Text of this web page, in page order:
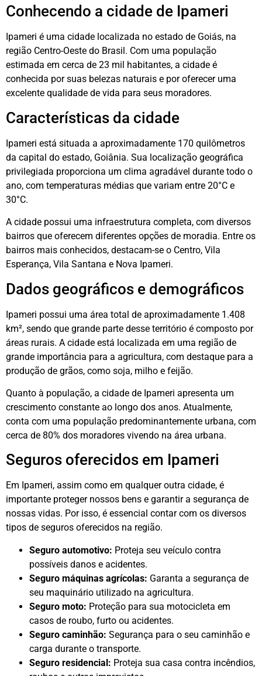
Conhecendo a cidade de Ipameri
Ipameri é uma cidade localizada no estado de Goiás, na
região Centro-Oeste do Brasil. Com uma população
estimada em cerca de 23 mil habitantes, a cidade é
conhecida por suas belezas naturais e por oferecer uma
excelente qualidade de vida para seus moradores.
Características da cidade
Ipameri está situada a aproximadamente 170 quilômetros
da capital do estado, Goiânia. Sua localização geográfica
privilegiada proporciona um clima agradável durante todo o
ano, com temperaturas médias que variam entre 20°C e
30°C.
A cidade possui uma infraestrutura completa, com diversos
bairros que oferecem diferentes opções de moradia. Entre os
bairros mais conhecidos, destacam-se o Centro, Vila
Esperança, Vila Santana e Nova Ipameri.
Dados geográficos e demográficos
Ipameri possui uma área total de aproximadamente 1.408
km², sendo que grande parte desse território é composto por
áreas rurais. A cidade está localizada em uma região de
grande importância para a agricultura, com destaque para a
produção de grãos, como soja, milho e feijão.
Quanto à população, a cidade de Ipameri apresenta um
crescimento constante ao longo dos anos. Atualmente,
conta com uma população predominantemente urbana, com
cerca de 80% dos moradores vivendo na área urbana.
Seguros oferecidos em Ipameri
Em Ipameri, assim como em qualquer outra cidade, é
importante proteger nossos bens e garantir a segurança de
nossas vidas. Por isso, é essencial contar com os diversos
tipos de seguros oferecidos na região.
Seguro automotivo: Proteja seu veículo contra
possíveis danos e acidentes.
Seguro máquinas agrícolas: Garanta a segurança de
seu maquinário utilizado na agricultura.
Seguro moto: Proteção para sua motocicleta em
casos de roubo, furto ou acidentes.
Seguro caminhão: Segurança para o seu caminhão e
carga durante o transporte.
Seguro residencial: Proteja sua casa contra incêndios,